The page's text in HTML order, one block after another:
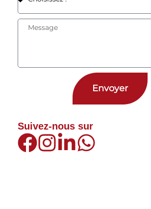
Envoyer
Suivez-nous sur